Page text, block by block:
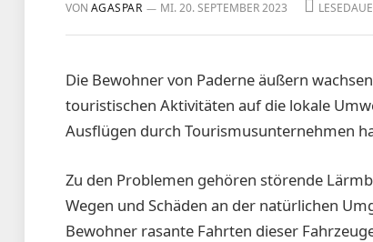
VON AGASPAR MI. 20. SEPTEMBER 2023
Die Bewohner von Paderne äußern
touristischen Aktivitäten auf die lokale
Ausflügen durch Tourismusunternehmen
Zu den Problemen gehören störende
Wegen und Schäden an der natürlichen
Bewohner rasante Fahrten dieser